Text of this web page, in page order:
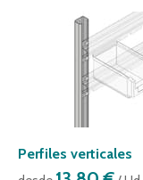
Perfiles verticales